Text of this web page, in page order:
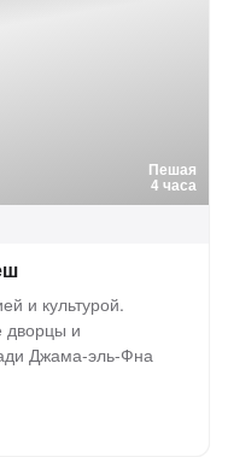
Пешая
4 часа
и культурой.
дворцы и
Джама-эль-Фна